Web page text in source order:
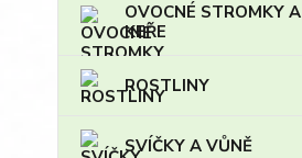
OVOCNÉ STROMKY A
KEŘE
ROSTLINY
SVÍČKY A VŮNĚ